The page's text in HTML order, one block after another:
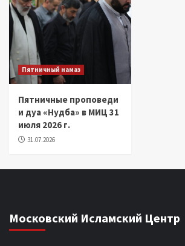
Пятничный намаз
Пятничные проповеди
и дуа «Нудба» в МИЦ 31
июля 2026 г.
31.07.2026
Московский Исламский Центр